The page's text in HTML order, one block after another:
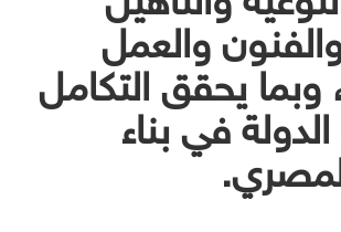
والعمل
يحقق التكامل
في بناء